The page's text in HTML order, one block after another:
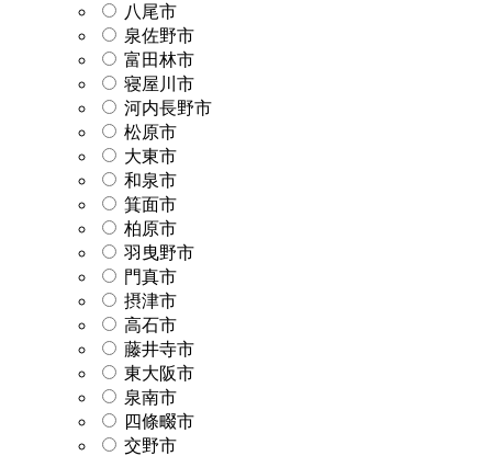
八尾市
泉佐野市
富田林市
寝屋川市
河内長野市
松原市
大東市
和泉市
箕面市
柏原市
羽曳野市
門真市
摂津市
高石市
藤井寺市
東大阪市
泉南市
四條畷市
交野市